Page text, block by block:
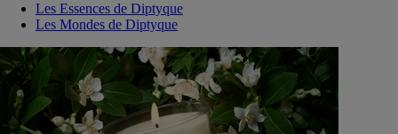
Les Essences de Diptyque
Les Mondes de Diptyque